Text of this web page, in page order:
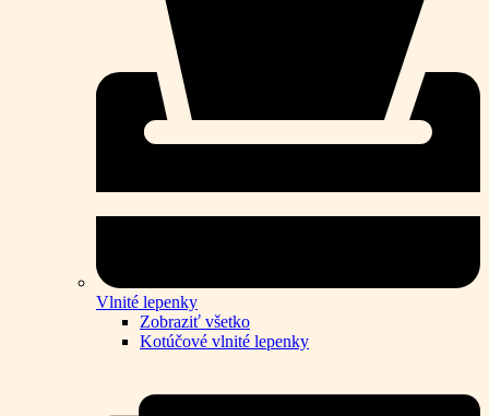
Vlnité lepenky
Zobraziť všetko
Kotúčové vlnité lepenky